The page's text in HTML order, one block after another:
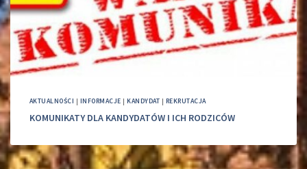
AKTUALNOŚCI | INFORMACJE |KANDYDAT | REKRUTACJA
KOMUNIKATY DLA KANDYDATÓW I ICH RODZICÓW